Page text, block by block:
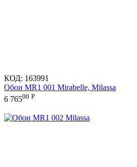
КОД: 163991
Обои MR1 001 Mirabelle, Milassa
6 76500 Р